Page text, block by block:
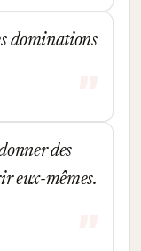
dominations
des
eux-mêmes.